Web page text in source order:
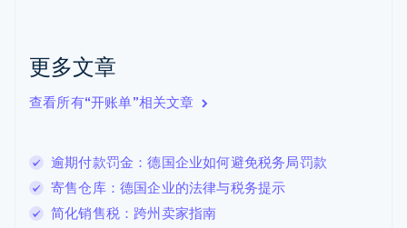
更多文章
查看所有“开账单”相关文章
逾期付款罚金：德国企业如何避免税务局罚款
寄售仓库：德国企业的法律与税务提示
简化销售税：跨州卖家指南
English Italiano
拉脱维亚
立陶宛
DeutschEnglish
卢森堡
Français Deutsch English
罗马尼亚